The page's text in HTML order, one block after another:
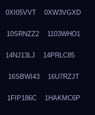
0XI05VVT 0XW3VGXD
10SRNZZ2 1103WHO1
14NJ13LJ 14PRLC85
16SBWI43 16U7RZJT
1FIP186C 1HAKMC6P